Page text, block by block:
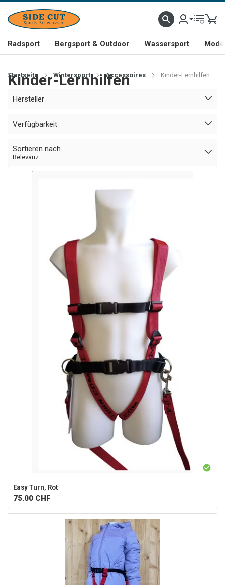
Radsport Bergsport & Outdoor Wassersport
Startseite Wintersport Accessoires Kinder-Lernhilfen
Kinder-Lernhilfen
Hersteller
Verfügbarkeit
Sortieren nach
Relevanz
Easy Turn, Rot
75.00 CHF